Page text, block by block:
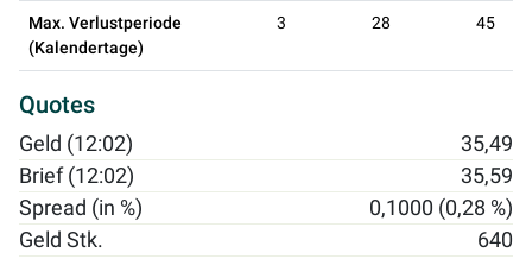
Max. Verlustperiode
(Kalendertage)
3 28 45
Quotes
Geld (12:02)
35,49
Brief (12:02)
35,59
Spread (in %)
0,1000 (0,28 %)
Geld Stk.
640